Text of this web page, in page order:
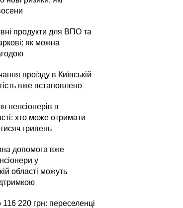
продукти для ВПО та
як можна
проїзду в Київській
вже встановлено
пенсіонерів в
хто може отримати
гривень
допомога вже
у
області можуть
116 220 грн: переселенці